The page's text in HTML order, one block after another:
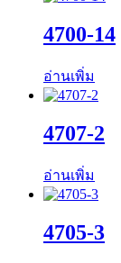
4700-14
อ่านเพิ่ม
4707-2
อ่านเพิ่ม
4705-3